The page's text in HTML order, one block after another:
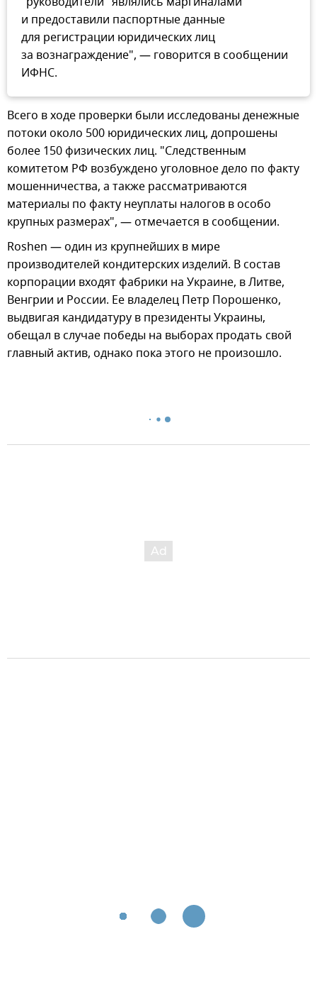
и предоставили паспортные данные
для регистрации юридических лиц
за вознаграждение", — говорится в сообщении
ИФНС.
Всего в ходе проверки были исследованы денежные
потоки около 500 юридических лиц, допрошены
более 150 физических лиц. "Следственным
комитетом РФ возбуждено уголовное дело по факту
мошенничества, а также рассматриваются
материалы по факту неуплаты налогов в особо
крупных размерах", — отмечается в сообщении.
Roshen — один из крупнейших в мире
производителей кондитерских изделий. В состав
корпорации входят фабрики на Украине, в Литве,
Венгрии и России. Ее владелец Петр Порошенко,
выдвигая кандидатуру в президенты Украины,
обещал в случае победы на выборах продать свой
главный актив, однако пока этого не произошло.